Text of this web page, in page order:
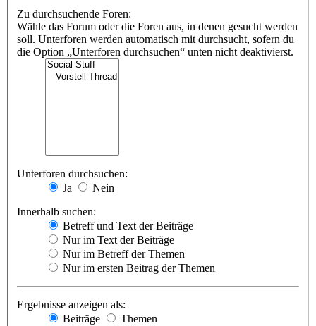
Zu durchsuchende Foren:
Wähle das Forum oder die Foren aus, in denen gesucht werden
soll. Unterforen werden automatisch mit durchsucht, sofern du
die Option „Unterforen durchsuchen“ unten nicht deaktivierst.
Unterforen durchsuchen:
Ja
Nein
Innerhalb suchen:
Betreff und Text der Beiträge
Nur im Text der Beiträge
Nur im Betreff der Themen
Nur im ersten Beitrag der Themen
Ergebnisse anzeigen als:
Beiträge
Themen